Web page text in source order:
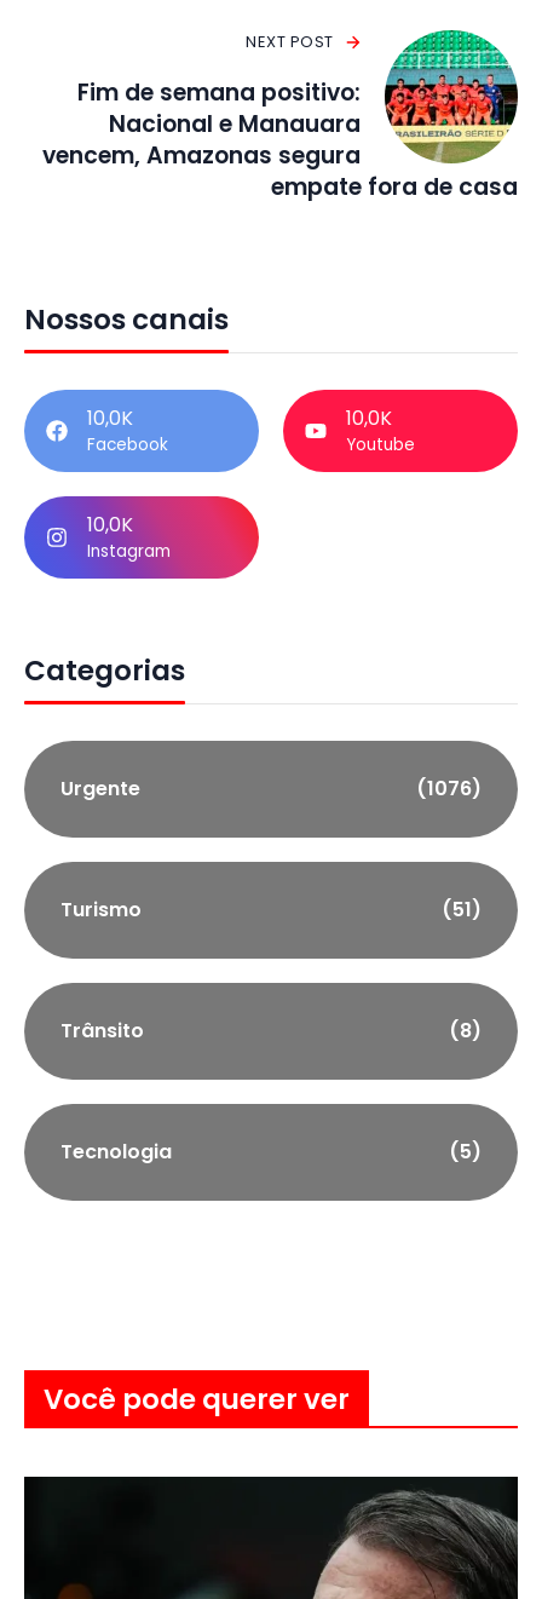
NEXT POST
Fim de semana positivo:
Nacional e Manauara
vencem, Amazonas segura
empate fora de casa
Nossos canais
10,0K
Facebook
10,0K
Youtube
10,0K
Instagram
Categorias
Urgente (1076)
Turismo (51)
Trânsito (8)
Tecnologia (5)
Você pode querer ver